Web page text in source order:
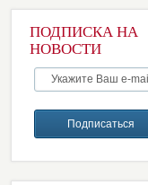
ПОДПИСКА НА
НОВОСТИ